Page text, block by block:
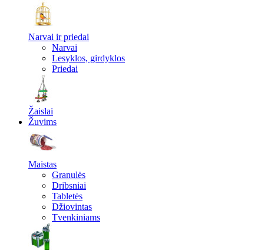
Narvai ir priedai
Narvai
Lesyklos, girdyklos
Priedai
Žaislai
Žuvims
Maistas
Granulės
Dribsniai
Tabletės
Džiovintas
Tvenkiniams